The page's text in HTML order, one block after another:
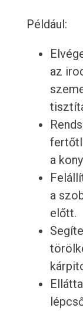
Például:
az
a
a
előtt.